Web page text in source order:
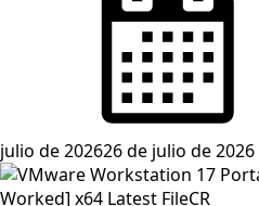
julio de 202626 de julio de 2026